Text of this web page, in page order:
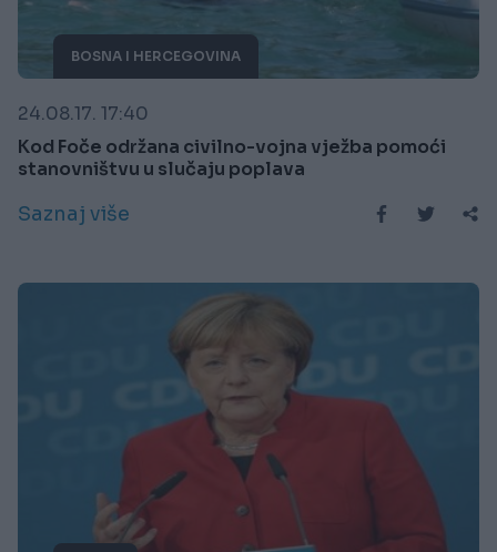
BOSNA I HERCEGOVINA
24.08.17. 17:40
Kod Foče održana civilno-vojna vježba pomoći
stanovništvu u slučaju poplava
Saznaj više